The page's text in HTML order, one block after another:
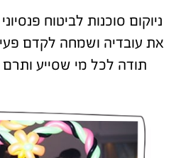
את עובדיה ושמחה לקדם
תודה לכל מי שסייע